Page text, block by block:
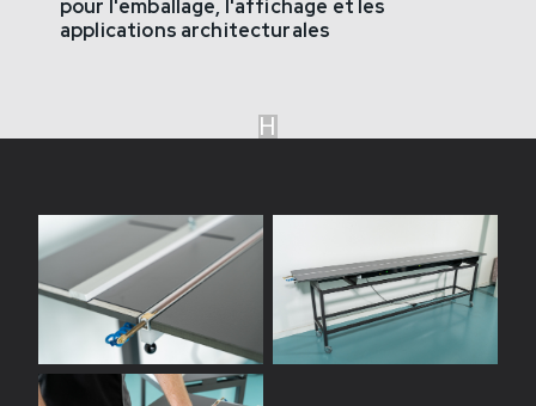
pour l'emballage, l'affichage et les
applications architecturales
H